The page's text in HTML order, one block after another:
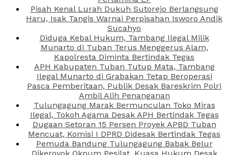
Pisah Kenal Lurah Dukuh Sutorejo Berlangsung
Haru, Isak Tangis Warnai Perpisahan Isworo Andik
Sucahyo
Diduga Kebal Hukum, Tambang Ilegal Milik
Munarto di Tuban Terus Menggerus Alam,
Kapolresta Diminta Bertindak Tegas
APH Kabupaten Tuban Tutup Mata, Tambang
Ilegal Munarto di Grabakan Tetap Beroperasi
Pasca Pemberitaan, Publik Desak Bareskrim Polri
Ambil Alih Penanganan
Tulungagung Marak Bermunculan Toko Miras
Ilegal, Tokoh Agama Desak APH Bertindak Tegas
Dugaan Setoran 15 Persen Proyek APBD Tuban
Mencuat, Komisi I DPRD Didesak Bertindak Tegas
Pemuda Bandung Tulungagung Babak Belur